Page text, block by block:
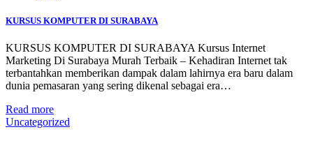
KURSUS KOMPUTER DI SURABAYA
KURSUS KOMPUTER DI SURABAYA Kursus Internet
Marketing Di Surabaya Murah Terbaik – Kehadiran Internet tak
terbantahkan memberikan dampak dalam lahirnya era baru dalam
dunia pemasaran yang sering dikenal sebagai era…
Read more
Uncategorized